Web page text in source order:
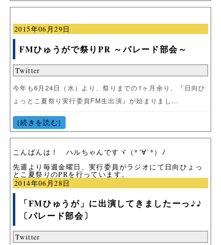
2015年06月29日
FMひゅうがで祭りPR ～パレード部会～
Twitter
今年も6月24日（水）より、祭りまでの1ヶ月余り、『日向ひ
ょっとこ夏祭り実行委員FM生出演』が始まりまし…
[続きを読む]
こんばんは！ ハルちゃんですヾ（*´∀`*）ﾉ
先週より毎週金曜日、実行委員がラジオにて日向ひょっ
とこ夏祭りのPRを行っています。
2014年06月28日
「FMひゅうが」に出演してきましたーっ♪♪
〔パレード部会〕
Twitter